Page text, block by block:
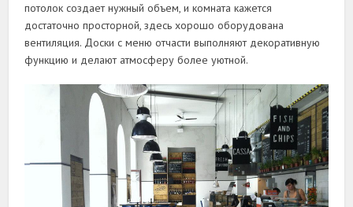
потолок создает нужный объем, и комната кажется
достаточно просторной, здесь хорошо оборудована
вентиляция. Доски с меню отчасти выполняют декоративную
функцию и делают атмосферу более уютной.